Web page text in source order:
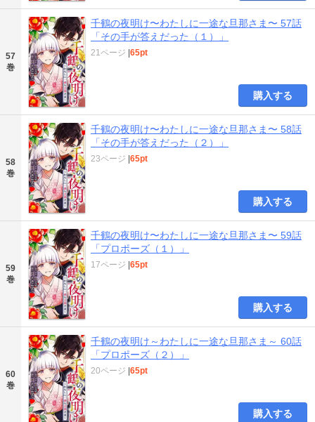
57
巻
千鶴の夜明け〜わたしに一途な旦那さま〜 57話
「その手が答えだった（１）」
21ページ 65pt
購入する
58
巻
千鶴の夜明け〜わたしに一途な旦那さま〜 58話
「その手が答えだった（２）」
23ページ 65pt
購入する
59
巻
千鶴の夜明け〜わたしに一途な旦那さま〜 59話
「プロポーズ（１）」
17ページ 65pt
購入する
60
巻
千鶴の夜明け～わたしに一途な旦那さま～ 60話
「プロポーズ（２）」
20ページ 65pt
購入する